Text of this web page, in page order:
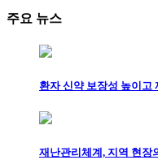
주요 뉴스
환자 신약 보장성 높이
재난관리체계, 지역 현장